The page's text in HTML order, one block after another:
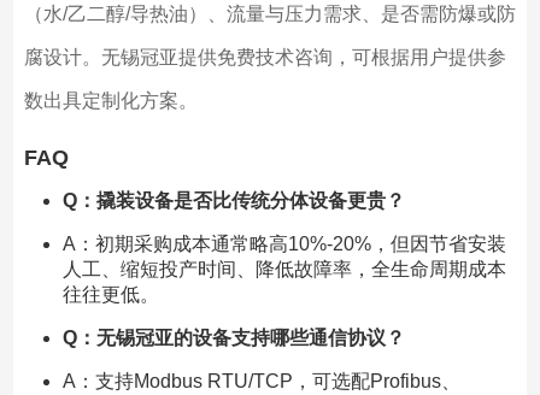
（水/乙二醇/导热油）、流量与压力需求、是否需防爆或防
腐设计。无锡冠亚提供免费技术咨询，可根据用户提供参
数出具定制化方案。
FAQ
Q：撬装设备是否比传统分体设备更贵？
A：初期采购成本通常略高10%-20%，但因节省安装
人工、缩短投产时间、降低故障率，全生命周期成本
往往更低。
Q：无锡冠亚的设备支持哪些通信协议？
A：支持Modbus RTU/TCP，可选配Profibus、